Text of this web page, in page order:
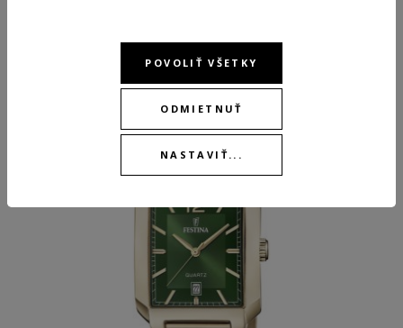
ODPORÚČANÉ PRODUKTY
POVOLIŤ VŠETKY
ODMIETNUŤ
NASTAVIŤ...